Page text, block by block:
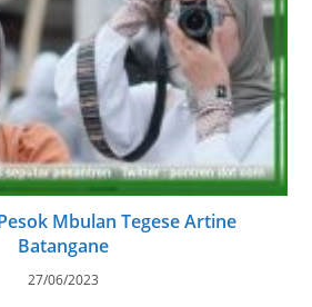
Mbulan Tegese Artine
Batangane
27/06/2023